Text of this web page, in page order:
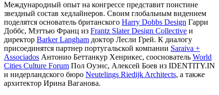
Международный опыт на конгрессе представит поистине
звездный состав хедлайнеров. Своим глобальным видением
поделятся основатель британского Harry Dobbs Design Гарри
Доббс, Мэттью Франц из Frantz Slater Design Collective и
директор Barker Langham доктор Лесли Грей. К диалогу
присоединятся партнер португальской компании Saraiva +
Associados Антонио Беттанкур Хенрикес, сооснователь World
Cities Culture Forum Пол Оуэнс, Алексей Боев из IDENTITY.IN
и нидерландского бюро Neutelings Riedijk Architects, а также
архитектор Ирина Ваганова.